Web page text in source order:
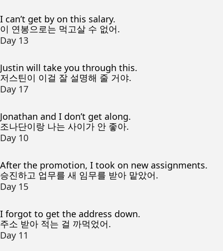
I can’t get by on this salary.
이 연봉으로는 먹고살 수 없어.
Day 13
Justin will take you through this.
저스틴이 이걸 잘 설명해 줄 거야.
Day 17
Jonathan and I don’t get along.
조나단이랑 나는 사이가 안 좋아.
Day 10
After the promotion, I took on new assignments.
승진하고 업무를 새 임무를 받아 맡았어.
Day 15
I forgot to get the address down.
주소 받아 적는 걸 까먹었어.
Day 11